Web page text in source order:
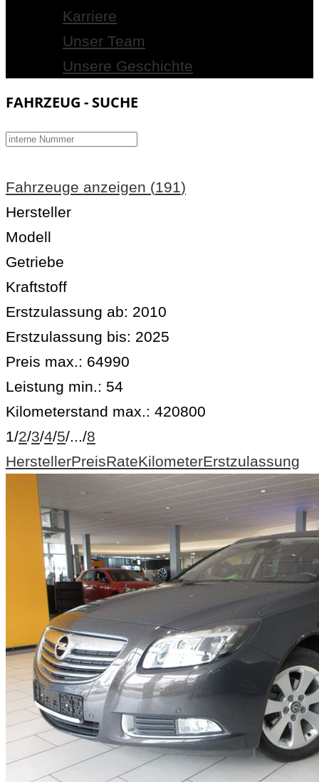
Karriere
Unser Team
Unsere Geschichte
FAHRZEUG - SUCHE
Fahrzeuge anzeigen (191)
Hersteller
Modell
Getriebe
Kraftstoff
Erstzulassung ab: 2010
Erstzulassung bis: 2025
Preis max.: 64990
Leistung min.: 54
Kilometerstand max.: 420800
1/2/3/4/5/.../8
HerstellerPreisRateKilometerErstzulassung